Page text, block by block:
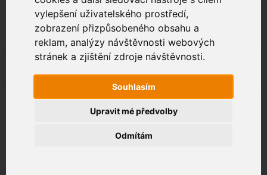
vylepšení uživatelského prostředí,
zobrazení přizpůsobeného obsahu a
reklam, analýzy návštěvnosti webových
stránek a zjištění zdroje návštěvnosti.
Souhlasím
Odmítám
Upravit mé předvolby
Zákaznický portál
Jak rychlé je připojení na vaší adrese?